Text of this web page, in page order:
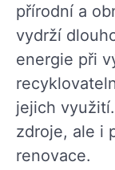
přírodní a
vydrží
energie při
jejich
zdroje, ale i
renovace.